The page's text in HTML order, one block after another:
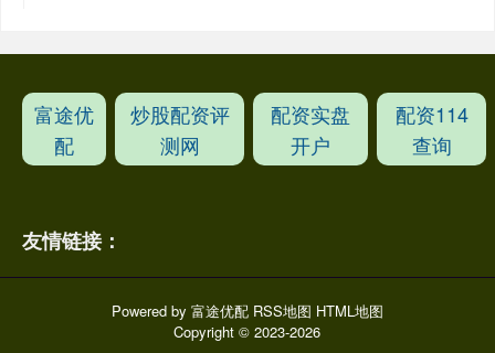
富途优
配
炒股配资评
测网
配资实盘
开户
配资114
查询
友情链接：
Powered by 富途优配 RSS地图 HTML地图
Copyright© 2023-2026